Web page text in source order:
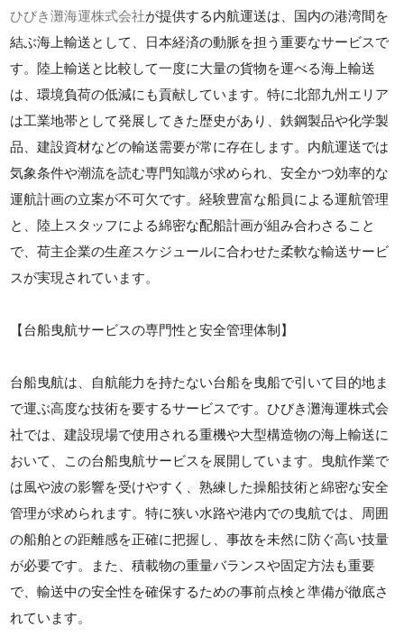
ひびき灘海運株式会社が提供する内航運送は、国内の港湾間を
結ぶ海上輸送として、日本経済の動脈を担う重要なサービスで
す。陸上輸送と比較して一度に大量の貨物を運べる海上輸送
は、環境負荷の低減にも貢献しています。特に北部九州エリア
は工業地帯として発展してきた歴史があり、鉄鋼製品や化学製
品、建設資材などの輸送需要が常に存在します。内航運送では
気象条件や潮流を読む専門知識が求められ、安全かつ効率的な
運航計画の立案が不可欠です。経験豊富な船員による運航管理
と、陸上スタッフによる綿密な配船計画が組み合わさること
で、荷主企業の生産スケジュールに合わせた柔軟な輸送サービ
スが実現されています。
【台船曳航サービスの専門性と安全管理体制】
台船曳航は、自航能力を持たない台船を曳船で引いて目的地ま
で運ぶ高度な技術を要するサービスです。ひびき灘海運株式会
社では、建設現場で使用される重機や大型構造物の海上輸送に
おいて、この台船曳航サービスを展開しています。曳航作業で
は風や波の影響を受けやすく、熟練した操船技術と綿密な安全
管理が求められます。特に狭い水路や港内での曳航では、周囲
の船舶との距離感を正確に把握し、事故を未然に防ぐ高い技量
が必要です。また、積載物の重量バランスや固定方法も重要
で、輸送中の安全性を確保するための事前点検と準備が徹底さ
れています。